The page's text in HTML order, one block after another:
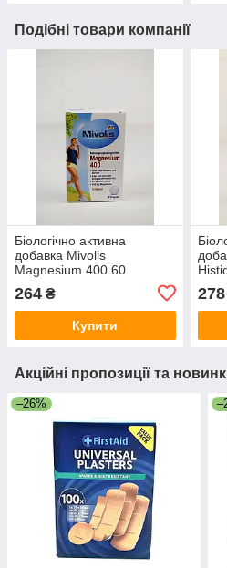
Подібні товари компанії
Біологічно активна
добавка Mivolis
Magnesium 400 60
264 ₴
Купити
278
Акційні пропозиції та
–26%